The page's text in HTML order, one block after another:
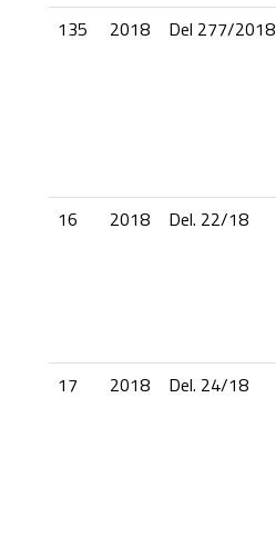
135 2018 Del 277/2018
16 2018 Del. 22/18
17 2018 Del. 24/18